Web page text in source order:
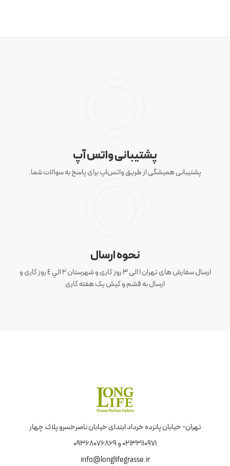
پشتیبانی واتس آپ
پشتیبانی همیشگی از طریق واتس‌اپ برای پاسخ به سوالات شما.
نحوه ارسال
ارسال سفارش های تهران 1 الی 3 روز کاری و شهرستان ٢ الي ٤ روز کاری و
ارسال به قشم و کیش یک هفته کاری
تهران- خیابان پانزده خرداد ابتدای خیابان ناصرخسرو پلاک چهار
02133110971 و 09368076869
info@longlifegrasse.ir